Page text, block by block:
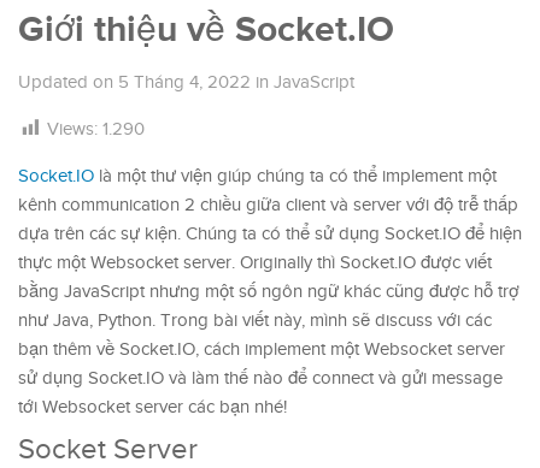
Giới thiệu về Socket.IO
Updated on 5 Tháng 4, 2022 in JavaScript
Views: 1.290
Socket.IO là một thư viện giúp chúng ta có thể implement một
kênh communication 2 chiều giữa client và server với độ trễ thấp
dựa trên các sự kiện. Chúng ta có thể sử dụng Socket.IO để hiện
thực một Websocket server. Originally thì Socket.IO được viết
bằng JavaScript nhưng một số ngôn ngữ khác cũng được hỗ trợ
như Java, Python. Trong bài viết này, mình sẽ discuss với các
bạn thêm về Socket.IO, cách implement một Websocket server
sử dụng Socket.IO và làm thế nào để connect và gửi message
tới Websocket server các bạn nhé!
Socket Server